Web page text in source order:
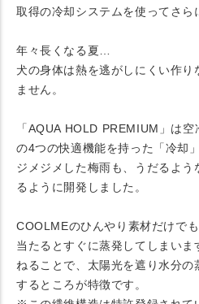
取得の冷却システムを使ってさら
年々長くなる夏…
犬の身体は熱を逃がしにくい作
ません。
「AQUA HOLD PREMIUM」は
の4つの快適機能を持った「冷却
ジメジメした梅雨も、うだるよ
るように開発しました。
COOLMEのひんやり素材だけで
当たるとすぐに蒸発してしまい
ねることで、太陽光を遮り水分の
するところが特徴です。